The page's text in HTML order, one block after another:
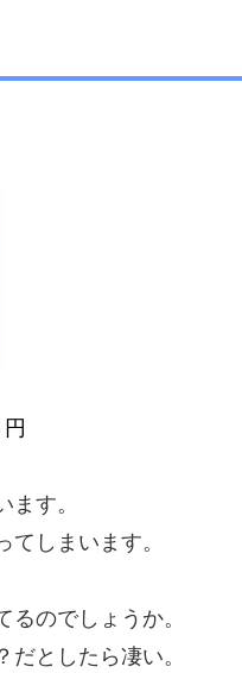
す。
しまいます。
のでしょうか。
としたら凄い。